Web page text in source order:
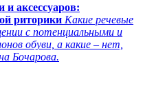
и аксессуаров:
риторики Какие речевые
с потенциальными и
обуви, а какие – нет,
Бочарова.